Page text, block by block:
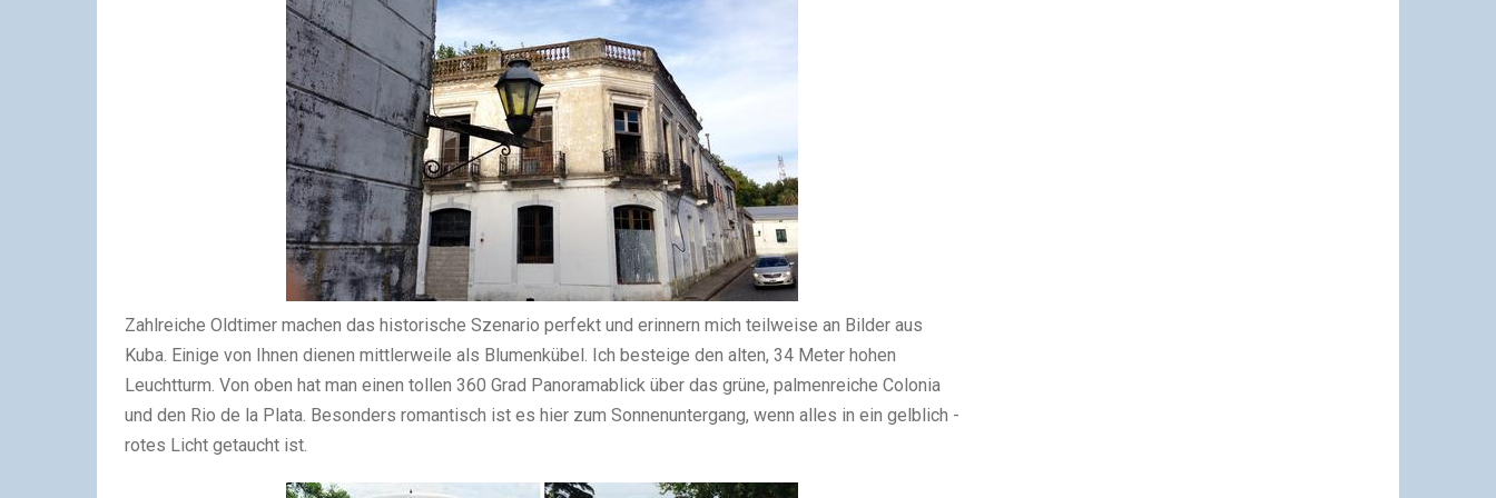
Zahlreiche Oldtimer machen das historische Szenario perfekt und erinnern mich teilweise an Bilder aus
Kuba. Einige von Ihnen dienen mittlerweile als Blumenkübel. Ich besteige den alten, 34 Meter hohen
Leuchtturm. Von oben hat man einen tollen 360 Grad Panoramablick über das grüne, palmenreiche Colonia
und den Rio de la Plata. Besonders romantisch ist es hier zum Sonnenuntergang, wenn alles in ein gelblich -
rotes Licht getaucht ist.